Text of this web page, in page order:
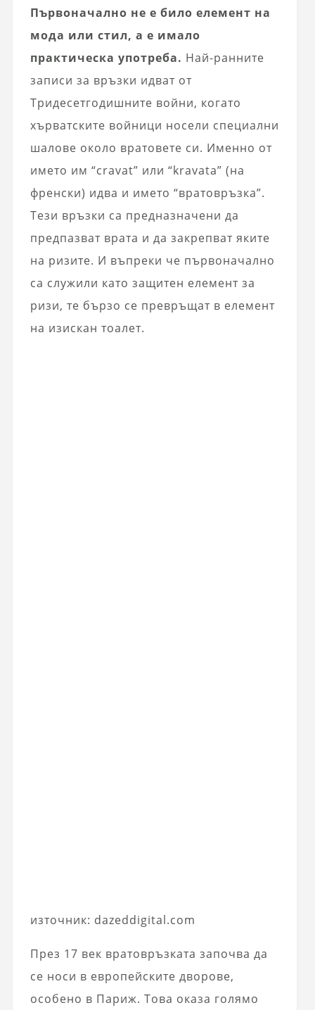
Първоначално не е било елемент на
мода или стил, а е имало
практическа употреба. Най-ранните
записи за връзки идват от
Тридесетгодишните войни, когато
хърватските войници носели специални
шалове около вратовете си. Именно от
името им “cravat” или “kravata” (на
френски) идва и името “вратовръзка”.
Тези връзки са предназначени да
предпазват врата и да закрепват яките
на ризите. И въпреки че първоначално
са служили като защитен елемент за
ризи, те бързо се превръщат в елемент
на изискан тоалет.
източник: dazeddigital.com
През 17 век вратовръзката започва да
се носи в европейските дворове,
особено в Париж. Това оказа голямо